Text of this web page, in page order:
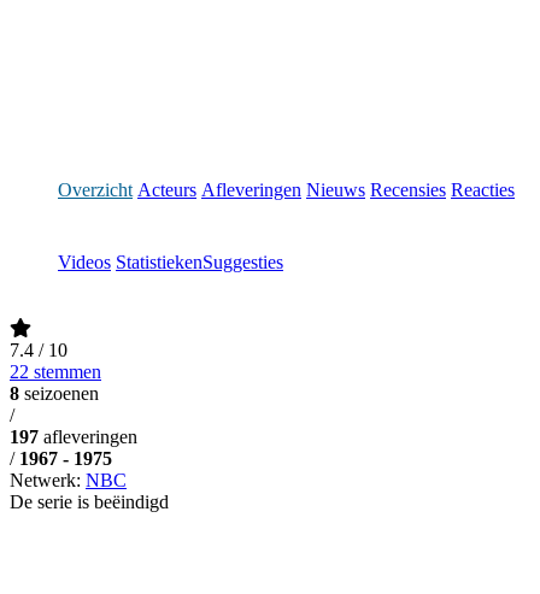
Overzicht Acteurs Afleveringen Nieuws Recensies Reacties
Videos StatistiekenSuggesties
7.4 / 10
22 stemmen
8 seizoenen
/
197 afleveringen
/ 1967 - 1975
Netwerk: NBC
De serie is beëindigd